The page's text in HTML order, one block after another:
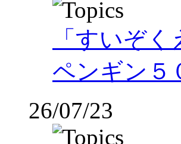
「すいぞ
ペンギン５
26/07/23